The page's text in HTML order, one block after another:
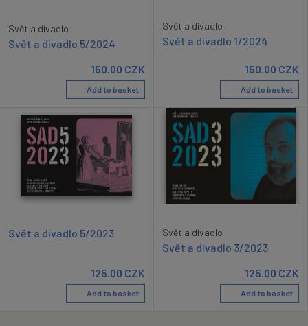
Svět a divadlo
Svět a divadlo 5/2024
150.00 CZK
Add to basket
Svět a divadlo
Svět a divadlo 1/2024
150.00 CZK
Add to basket
Svět a divadlo 5/2023
125.00 CZK
Add to basket
Svět a divadlo
Svět a divadlo 3/2023
125.00 CZK
Add to basket